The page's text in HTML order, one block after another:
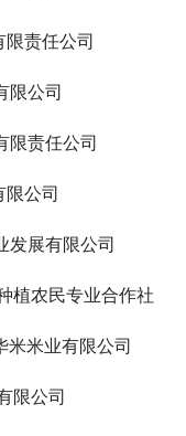
责任公司
限公司
限责任公司
公司
发展有限公司
植农民专业合作社
米业有限公司
限公司